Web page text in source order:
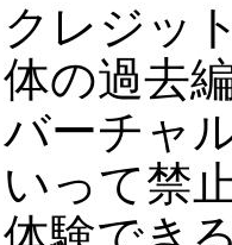
クレジッ
体の過去
バーチャ
いって禁